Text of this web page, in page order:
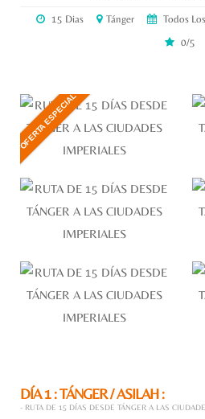
15 Dias Tánger Todos
0/5
OFERTA ESPECIAL
DÍA 1 : TÁNGER / ASILAH :
- RUTA DE 15 DÍAS DESDE TÁNGER A LAS